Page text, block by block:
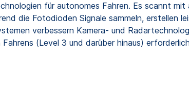
für autonomes Fahren. Es scannt mit
die Fotodioden Signale sammeln, erstellen
verbessern Kamera- und
(Level 3 und darüber hinaus)